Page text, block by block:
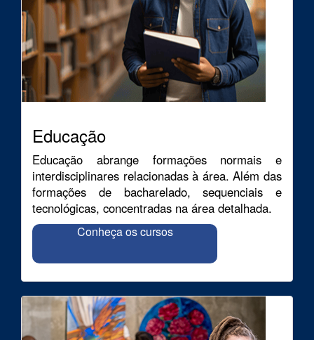
Educação
Educação abrange formações normais e
interdisciplinares relacionadas à área. Além das
formações de bacharelado, sequenciais e
tecnológicas, concentradas na área detalhada.
Conheça os cursos